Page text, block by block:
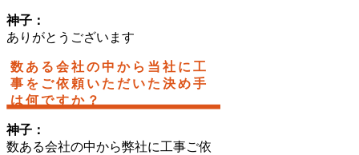
神子：
ありがとうございます
数ある会社の中から当社に工
事をご依頼いただいた決め手
は何ですか？
神子：
数ある会社の中から弊社に工事ご依